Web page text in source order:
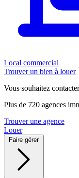
Local commercial
Trouver un bien à louer
Vous souhaitez
Plus de 720 agences
Trouver une agence
Louer
Faire gérer